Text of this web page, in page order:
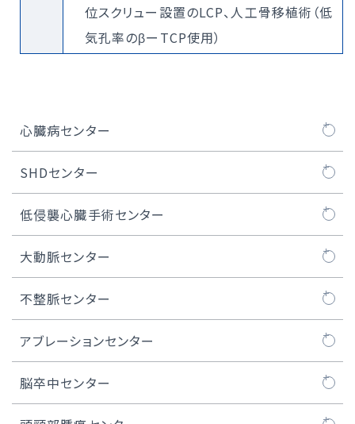
位スクリュー設置のLCP、人工骨移植術（低
気孔率のβーTCP使用）
心臓病センター
心臓病センターについて
医師紹介
大動脈弁治療TAVI
SHDセンター
SHDセンターについて
SHDセンタートピックス
TAVI治療
マイトラクリップ/PASCAL治療
WATCHMAN™治療
低侵襲心臓手術センター
MICS（低侵襲心臓手術）とは
ロボット心臓手術
MICS弁膜症手術
MICS冠状動脈バイパス術
大動脈センター
大動脈センターについて
人工血管置換術
ステントグラフト治療
不整脈センター
不整脈センターについて
不整脈とは
アブレーションセンター
カテーテルアブレーション
脳卒中センター